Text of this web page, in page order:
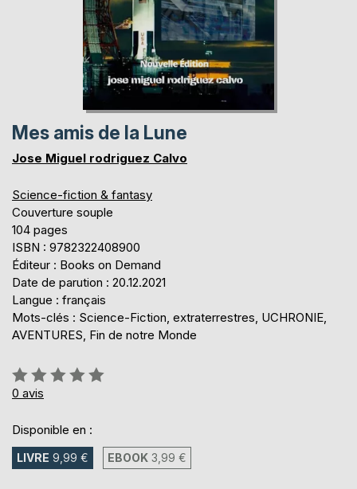
Mes amis de la Lune
Jose Miguel rodriguez Calvo
Science-fiction & fantasy
Couverture souple
104 pages
ISBN : 9782322408900
Éditeur : Books on Demand
Date de parution : 20.12.2021
Langue : français
Mots-clés : Science-Fiction, extraterrestres, UCHRONIE,
AVENTURES, Fin de notre Monde
Évaluation:
0%
0 avis
Disponible en :
LIVRE 9,99 € EBOOK 3,99 €